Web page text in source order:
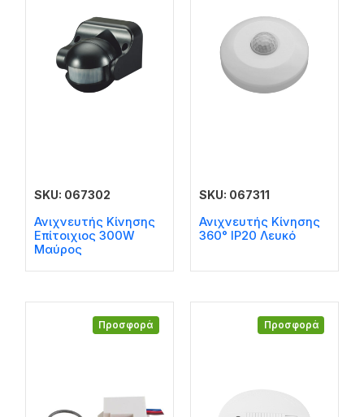
SKU: 067302
Ανιχνευτής Κίνησης
Επίτοιχιος 300W
Μαύρος
SKU: 067311
Ανιχνευτής Κίνησης
360° IP20 Λευκό
Προσφορά Προσφορά